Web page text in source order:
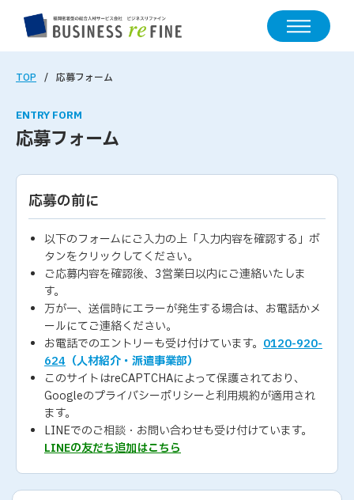
TOP 応募フォーム
ENTRY FORM
応募フォーム
応募の前に
以下のフォームにご入力の上「入力内容を確認する」ボ
タンをクリックしてください。
ご応募内容を確認後、3営業日以内にご連絡いたしま
す。
万が一、送信時にエラーが発生する場合は、お電話かメ
ールにてご連絡ください。
お電話でのエントリーも受け付けています。 0120-920-
624 （人材紹介・派遣事業部）
このサイトはreCAPTCHAによって保護されており、
Googleのプライバシーポリシーと利用規約が適用され
ます。
LINEでのご相談・お問い合わせも受け付けています。
LINEの友だち追加はこちら